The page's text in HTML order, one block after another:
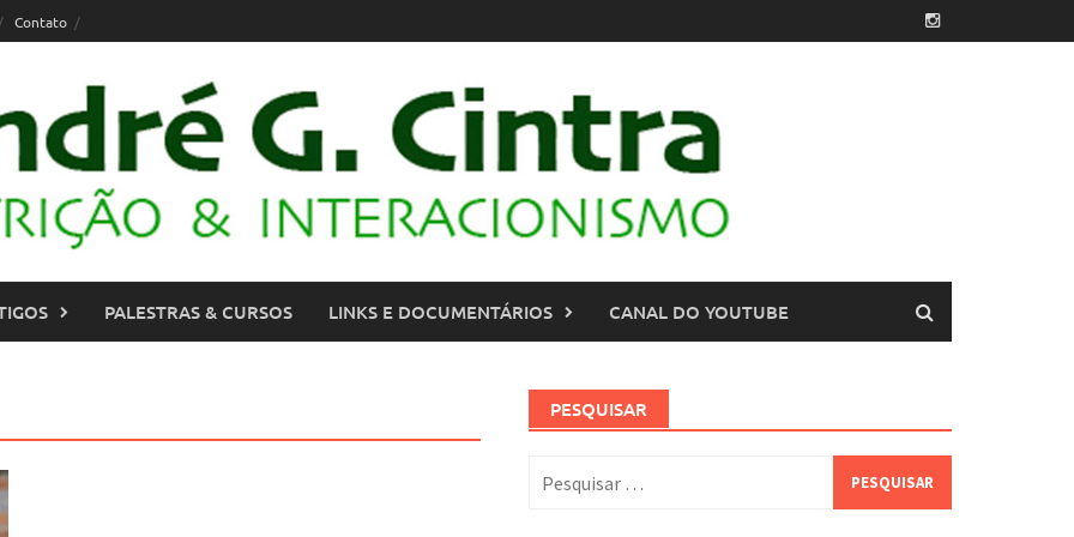
Contato
PALESTRAS & CURSOS LINKS E DOCUMENTÁRIOS CANAL DO YOUTUBE
PESQUISAR
por: